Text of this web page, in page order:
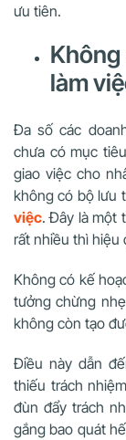
ưu tiên.
làm
Đa số các
chưa có mục
giao việc cho
không có bộ lưu
việc. Đây là một
rất nhiều thì hiệu
Không có kế
tưởng chừng
không còn tạo
Điều này dẫn
thiếu trách
đùn đẩy trách
gắng bao quát